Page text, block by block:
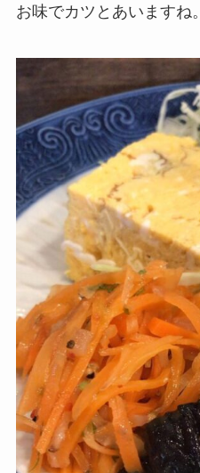
お味でカツとあいますね。